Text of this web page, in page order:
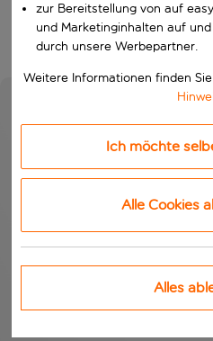
zur Bereitstellung von auf
und Marketinginhalten auf
durch unsere Werbepartner.
Weitere Informationen finden
Ich möchte
Alle Cookies
Alles